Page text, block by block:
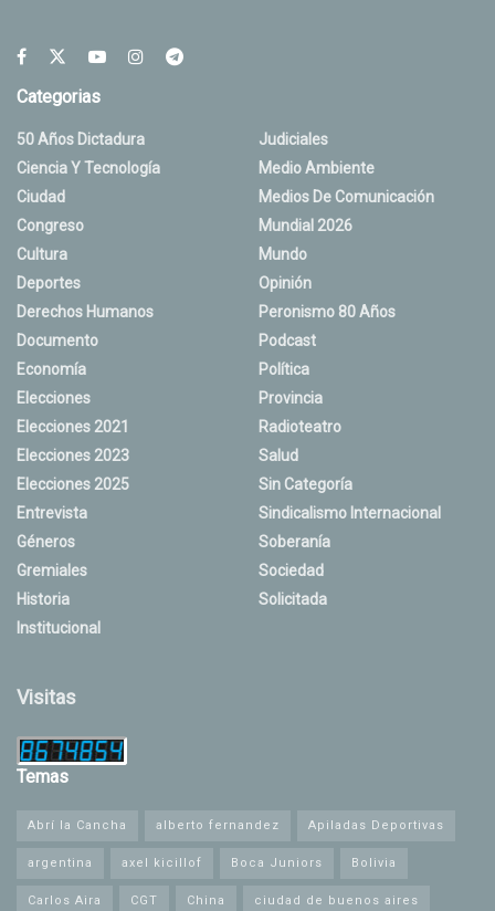
Categorias
50 Años Dictadura
Ciencia Y Tecnología
Ciudad
Congreso
Cultura
Deportes
Derechos Humanos
Documento
Economía
Elecciones
Elecciones 2021
Elecciones 2023
Elecciones 2025
Entrevista
Géneros
Gremiales
Historia
Institucional
Judiciales
Medio Ambiente
Medios De Comunicación
Mundial 2026
Mundo
Opinión
Peronismo 80 Años
Podcast
Política
Provincia
Radioteatro
Salud
Sin Categoría
Sindicalismo Internacional
Soberanía
Sociedad
Solicitada
Visitas
Temas
Abrí la Cancha alberto fernandez Apiladas Deportivas
argentina axel kicillof Boca Juniors Bolivia
Carlos Aira CGT China ciudad de buenos aires